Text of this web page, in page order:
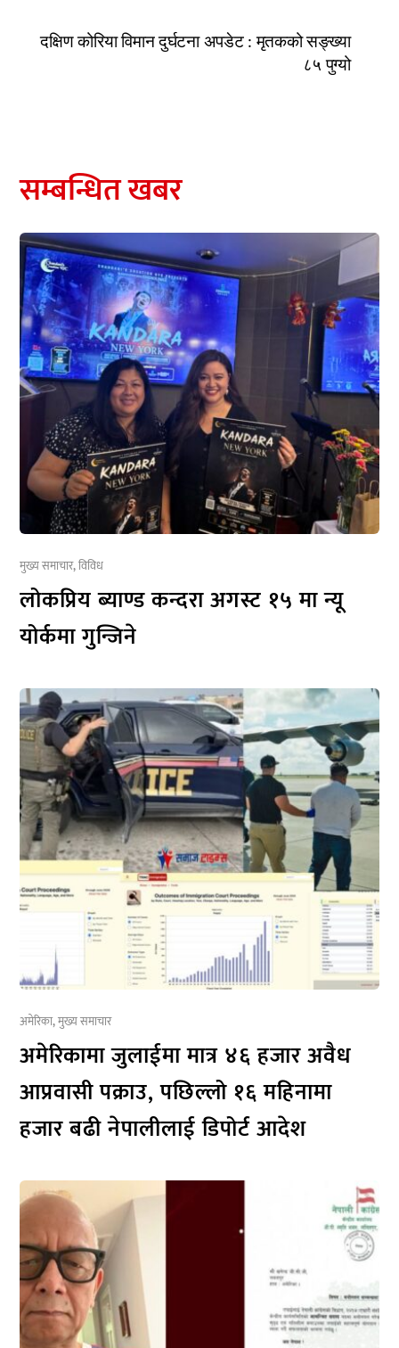
दक्षिण कोरिया विमान दुर्घटना अपडेट : मृतकको सङ्ख्या
८५ पुग्यो
सम्बन्धित खबर
मुख्य समाचार,विविध
लोकप्रिय ब्याण्ड कन्दरा अगस्ट १५ मा न्यू
योर्कमा गुन्जिने
अमेरिका,मुख्य समाचार
अमेरिकामा जुलाईमा मात्र ४६ हजार अवैध
आप्रवासी पक्राउ, पछिल्लो १६ महिनामा
हजार बढी नेपालीलाई डिपोर्ट आदेश